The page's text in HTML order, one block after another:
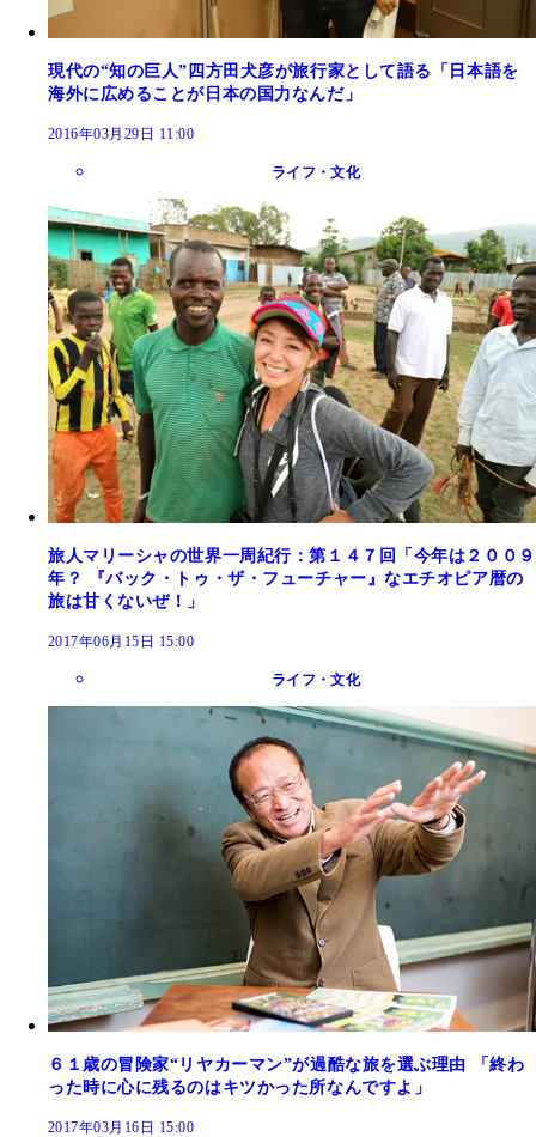
現代の“知の巨人”四方田犬彦が旅行家として語る「日本語を
海外に広めることが日本の国力なんだ」
2016年03月29日 11:00
ライフ・文化
旅人マリーシャの世界一周紀行：第１４７回「今年は２００９
年？ 『バック・トゥ・ザ・フューチャー』なエチオピア暦の
旅は甘くないぜ！」
2017年06月15日 15:00
ライフ・文化
６１歳の冒険家“リヤカーマン”が過酷な旅を選ぶ理由 「終わ
った時に心に残るのはキツかった所なんですよ」
2017年03月16日 15:00